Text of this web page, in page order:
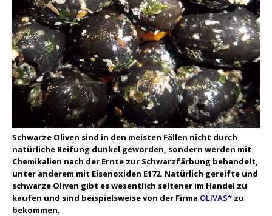
Schwarze Oliven sind in den meisten Fällen nicht durch
natürliche Reifung dunkel geworden, sondern werden mit
Chemikalien nach der Ernte zur Schwarzfärbung behandelt,
unter anderem mit Eisenoxiden E172. Natürlich gereifte und
schwarze Oliven gibt es wesentlich seltener im Handel zu
kaufen und sind beispielsweise von der Firma OLIVAS* zu
bekommen.